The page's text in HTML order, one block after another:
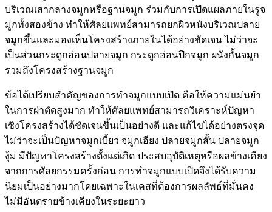
บริเวณเสากลางจมูกหรือฐานจมูก ร่วมกับการเปิดแผลภายในรูจ
มูกทั้งสองข้าง ทำให้ศัลยแพทย์สามารถยกผิวหนังบริเวณปลาย
จมูกขึ้นและมองเห็นโครงสร้างภายในได้อย่างชัดเจน ไม่ว่าจะ
เป็นส่วนกระดูกอ่อนปลายจมูก กระดูกอ่อนปีกจมูก ผนังกั้นจมูก
รวมถึงโครงสร้างฐานจมูก
ข้อได้เปรียบสำคัญของการทำจมูกแบบเปิด คือให้ความแม่นยำ
ในการผ่าตัดสูงมาก ทำให้ศัลยแพทย์สามารถวิเคราะห์ปัญหา
เชิงโครงสร้างได้ชัดเจนขึ้นเป็นอย่างดี และแก้ไขได้อย่างตรงจุด
ไม่ว่าจะเป็นปัญหาจมูกเบี้ยว จมูกเอียง ปลายจมูกสั้น ปลายจมูก
งุ้ม มีปัญหาโครงสร้างตั้งแต่เกิด ประสบอุบัติเหตุหรือผลข้างเคียง
จากการศัลยกรรมครั้งก่อน การทำจมูกแบบเปิดจึงได้รับความ
นิยมเป็นอย่างมากโดยเฉพาะในเคสที่ต้องการผลลัพธ์ที่มั่นคง
ไม่มีอันตรายข้างเคียงในระยะยาว